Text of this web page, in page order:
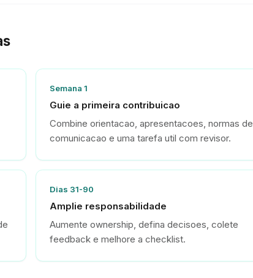
Semana 1
Guie a primeira contribuicao
Combine orientacao, apresentacoes, normas de
comunicacao e uma tarefa util com revisor.
Dias 31-90
Amplie responsabilidade
Aumente ownership, defina decisoes, colete
feedback e melhore a checklist.